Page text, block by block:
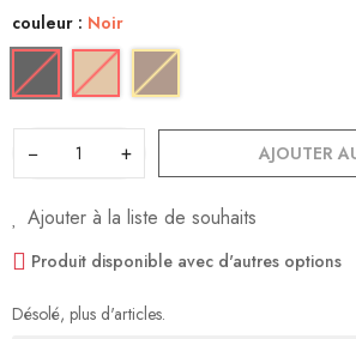
couleur : Noir
− + AJOUTER
Ajouter à la liste de souhaits
Produit disponible avec d'autres options
Désolé, plus d'articles.